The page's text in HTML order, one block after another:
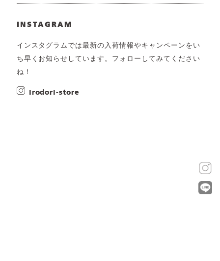
INSTAGRAM
インスタグラムでは最新の入荷情報やキャンペーンをい
ち早くお知らせしています。フォローしてみてください
ね！
irodori-store